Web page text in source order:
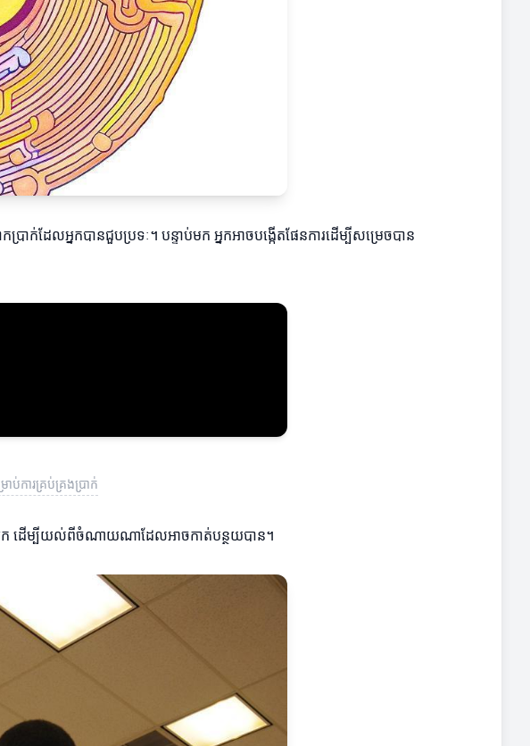
លអ្នកបានជួបប្រទៈ។ បន្ទាប់មក អ្នកអាចបង្កើតផែនការដើម្បីសម្រេចបាន
ការគ្រប់គ្រងប្រាក់
ក ដើម្បីយល់ពីចំណាយណាដែលអាចកាត់បន្ថយបាន។